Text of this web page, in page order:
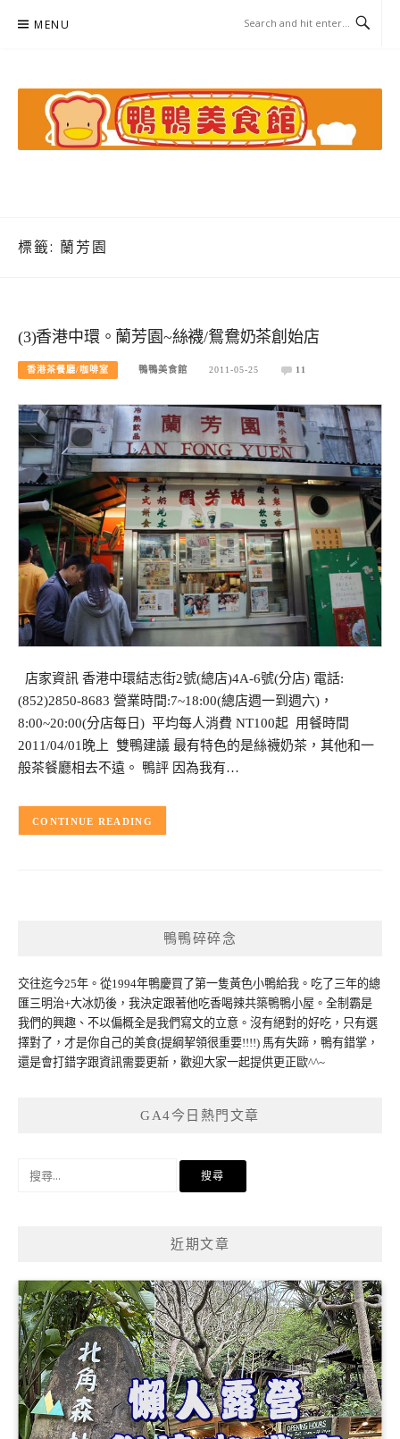
MENU
標籤: 蘭芳園
(3)香港中環。蘭芳園~絲襪/鴛鴦奶茶創始店
香港茶餐廳/咖啡室 鴨鴨美食館 2011-05-25 11
店家資訊 香港中環結志街2號(總店)4A-6號(分店) 電話:
(852)2850-8683 營業時間:7~18:00(總店週一到週六)，
8:00~20:00(分店每日) 平均每人消費 NT100起 用餐時間
2011/04/01晚上 雙鴨建議 最有特色的是絲襪奶茶，其他和一
般茶餐廳相去不遠。 鴨評 因為我有…
CONTINUE READING
鴨鴨碎碎念
交往迄今25年。從1994年鴨慶買了第一隻黃色小鴨給我。吃了三年的總
匯三明治+大冰奶後，我決定跟著他吃香喝辣共築鴨鴨小屋。全制霸是
我們的興趣、不以偏概全是我們寫文的立意。沒有絕對的好吃，只有選
擇對了，才是你自己的美食(提綱挈領很重要!!!!) 馬有失蹄，鴨有錯掌，
還是會打錯字跟資訊需要更新，歡迎大家一起提供更正歐^^~
GA4今日熱門文章
近期文章